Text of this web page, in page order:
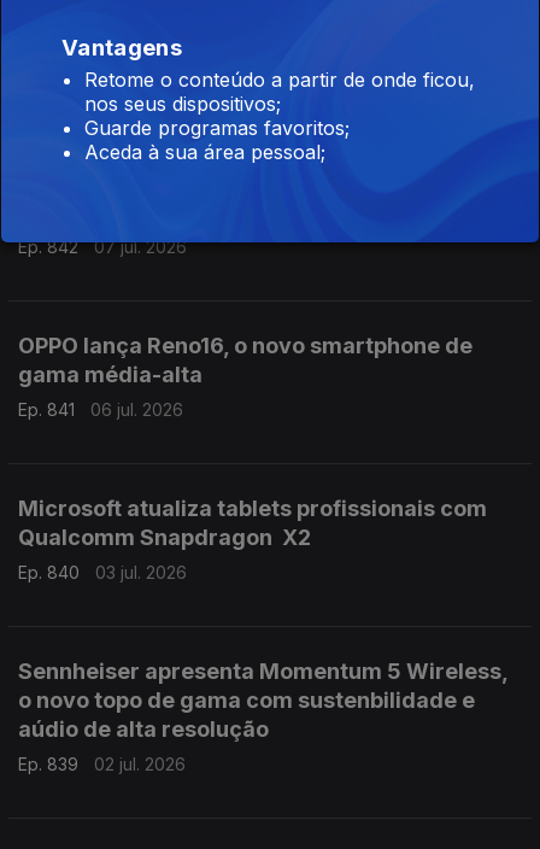
Samsung regressa em julho com Galaxy Z Fold
8 e Z Flip 8
08 jul. 2026
Ep. 842 07 jul. 2026
OPPO lança Reno16, o novo smartphone de
gama média-alta
Ep. 841 06 jul. 2026
Microsoft atualiza tablets profissionais com
Qualcomm Snapdragon X2
Ep. 840 03 jul. 2026
Sennheiser apresenta Momentum 5 Wireless,
o novo topo de gama com sustenbilidade e
aúdio de alta resolução
Ep. 839 02 jul. 2026
Vantagens
Retome o conteúdo a partir de onde ficou,
nos seus dispositivos;
Guarde programas favoritos;
Aceda à sua área pessoal;